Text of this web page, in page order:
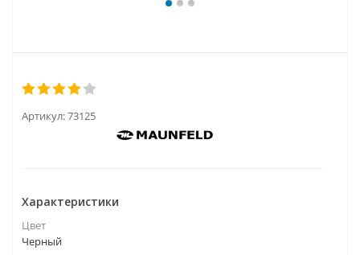
Артикул:73125
Характеристики
Цвет
Черный